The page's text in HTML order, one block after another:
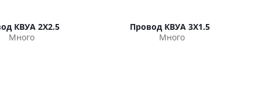
КВУА 2Х2.5
Много
Провод КВУА 3Х1.5
Много